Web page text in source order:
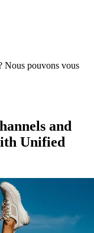
Nous pouvons vous
and
Unified